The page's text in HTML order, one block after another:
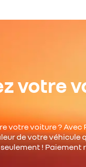
votre
votre voiture ? Avec
de votre véhicule
!